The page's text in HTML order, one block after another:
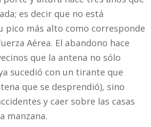
es decir que no está
pico más alto como corresponde
Aérea. El abandono hace
que la antena no sólo
sucedió con un tirante que
que se desprendió), sino
y caer sobre las casas
manzana.